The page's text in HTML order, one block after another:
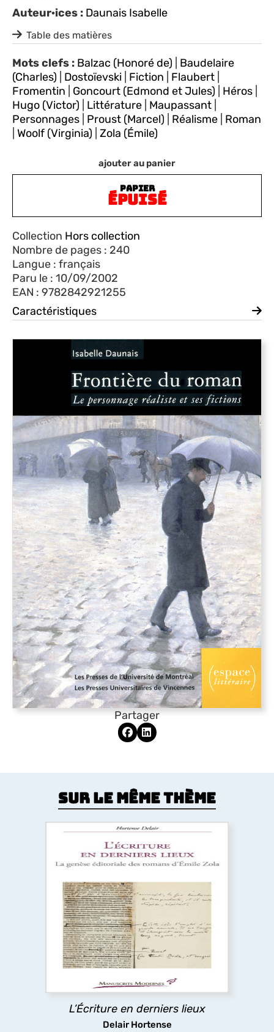
Partager
ajouter au panier
PAPIER
ÉPUISÉ
Collection Hors collection
Nombre de pages : 240
Langue : français
Paru le : 10/09/2002
EAN : 9782842921255
Caractéristiques
Auteur·ices : Daunais Isabelle
Table des matières
Mots clefs : Balzac (Honoré de)
Baudelaire
(Charles)
Dostoïevski Fiction Flaubert
Fromentin
Goncourt (Edmond et Jules) Héros
Hugo (Victor)
Littérature Maupassant
Personnages Proust (Marcel) Réalisme Roman
Woolf (Virginia) Zola (Émile)
Sur le même thème
L’Écriture en derniers lieux
Delair Hortense
L’Écriture en derniers lieux
Pour certains auteurs, l’impression de l’ouvrage
relance l’écriture au lieu d’y mettre un terme. Cet
ouvrage réexamine l’histoire littéraire et les
Rougon-Macquartà la lumière des épreuves
typographiques, où Zola révise littéralement le
texte de chaque roman à la dernière minute.
découvrir